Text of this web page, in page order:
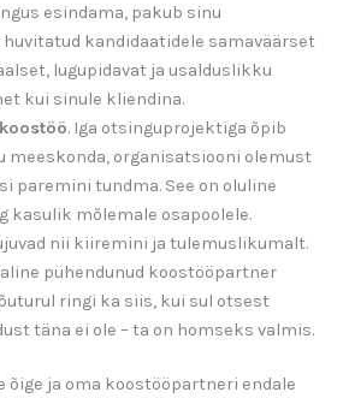
esindama, pakub sinu
kandidaatidele samaväärset
lugupidavat ja usalduslikku
kui sinule kliendina.
. Iga otsinguprojektiga õpib
meeskonda, organisatsiooni olemust
paremini tundma. See on oluline
kasulik mõlemale osapoolele.
nii kiiremini ja tulemuslikumalt.
pühendunud koostööpartner
ringi ka siis, kui sul otsest
täna ei ole – ta on homseks valmis.
õige ja oma koostööpartneri endale